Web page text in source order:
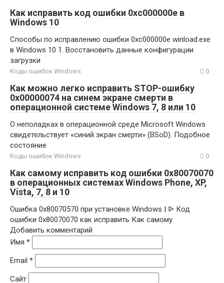
Как исправить код ошибки 0xc000000e в
Windows 10
Способы по исправлению ошибки 0xc000000e winload.exe
в Windows 10 1. Восстановить данные конфигурации
загрузки
Коды ошибок Windows 0
Как можно легко исправить STOP-ошибку
0x00000074 на синем экране смерти в
операционной системе Windows 7, 8 или 10
О неполадках в операционной среде Microsoft Windows
свидетельствует «синий экран смерти» (BSoD). Подобное
состояние
Коды ошибок Windows 0
Как самому исправить код ошибки 0x80070070
в операционных системах Windows Phone, XP,
Vista, 7, 8 и 10
Ошибка 0x80070570 при установке Windows | ᐉ Код
ошибки 0x80070070 как исправить Как самому
Добавить комментарий
Имя *
Email *
Сайт